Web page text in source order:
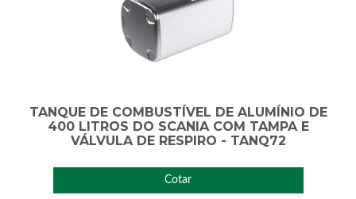
TANQUE DE COMBUSTÍVEL DE ALUMÍNIO DE
400 LITROS DO SCANIA COM TAMPA E
VÁLVULA DE RESPIRO - TANQ72
Cotar